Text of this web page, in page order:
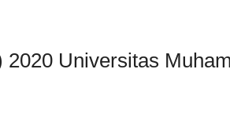
2020 Universitas